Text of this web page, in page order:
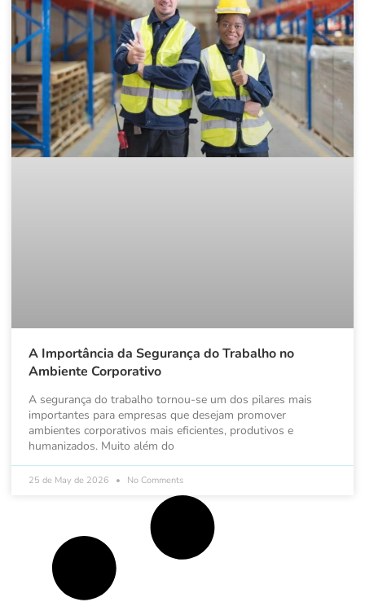
A Importância da Segurança do Trabalho no
Ambiente Corporativo
A segurança do trabalho tornou-se um dos pilares mais
importantes para empresas que desejam promover
ambientes corporativos mais eficientes, produtivos e
humanizados. Muito além do
25 de May de 2026 No Comments